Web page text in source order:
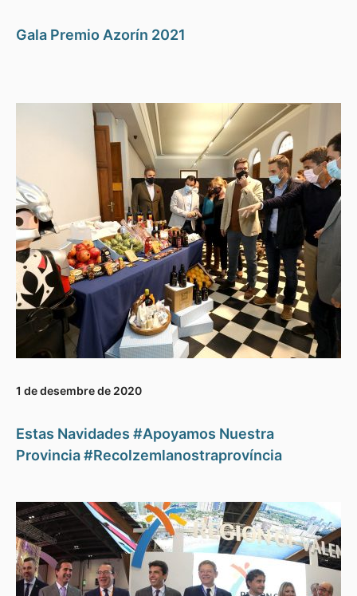
Gala Premio Azorín 2021
1 de desembre de 2020
Estas Navidades #Apoyamos Nuestra
Provincia #Recolzemlanostraprovíncia